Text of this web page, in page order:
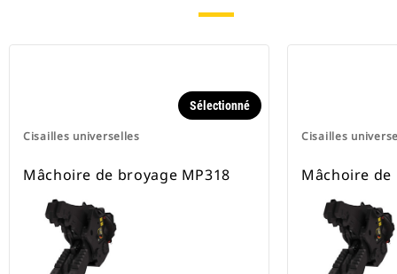
Cisailles universelles
Sélectionné
Mâchoire de broyage MP318
Cisailles
Mâchoire de